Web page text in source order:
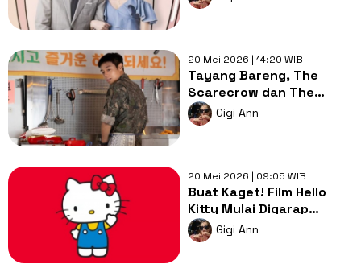
Married!
20 Mei 2026 | 14:20 WIB
Tayang Bareng, The
Scarecrow dan The
Legend of Kitchen
Soldier Saingan Rating
Gigi Ann
20 Mei 2026 | 09:05 WIB
Buat Kaget! Film Hello
Kitty Mulai Digarap
Sutradara Ultraman:
Rising
Gigi Ann